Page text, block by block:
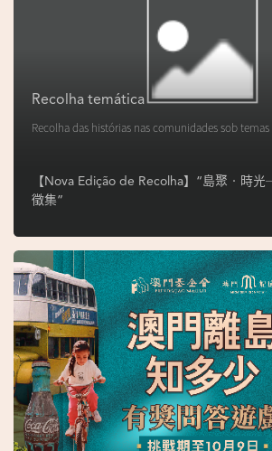
o
吳
榮
恪
Recolha temática
Recolha das histórias nas comunidades sob temas
【Nova Edição de Recolha】“島聚‧時
徵集”